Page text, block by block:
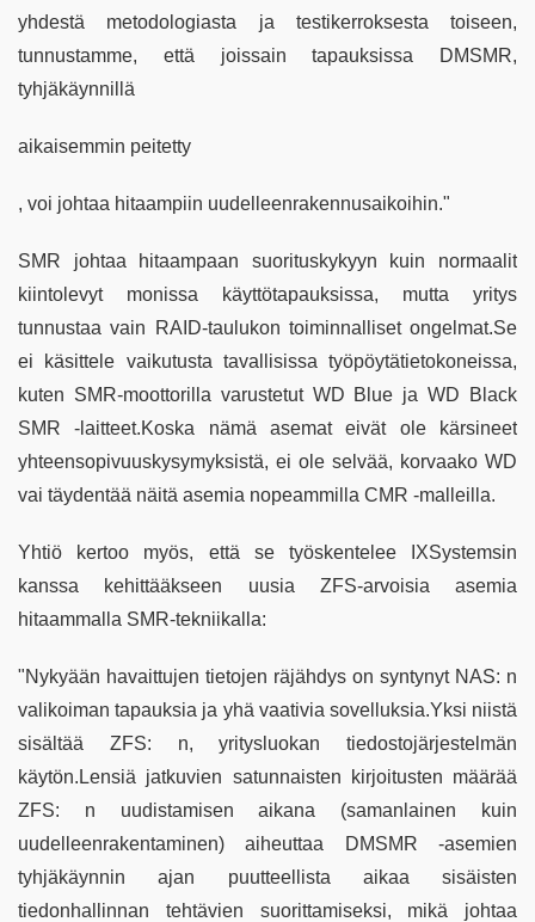
yhdestä metodologiasta ja testikerroksesta toiseen,
tunnustamme, että joissain tapauksissa DMSMR,
tyhjäkäynnillä
aikaisemmin peitetty
, voi johtaa hitaampiin uudelleenrakennusaikoihin."
SMR johtaa hitaampaan suorituskykyyn kuin normaalit
kiintolevyt monissa käyttötapauksissa, mutta yritys
tunnustaa vain RAID-taulukon toiminnalliset ongelmat.Se
ei käsittele vaikutusta tavallisissa työpöytätietokoneissa,
kuten SMR-moottorilla varustetut WD Blue ja WD Black
SMR -laitteet.Koska nämä asemat eivät ole kärsineet
yhteensopivuuskysymyksistä, ei ole selvää, korvaako WD
vai täydentää näitä asemia nopeammilla CMR -malleilla.
Yhtiö kertoo myös, että se työskentelee IXSystemsin
kanssa kehittääkseen uusia ZFS-arvoisia asemia
hitaammalla SMR-tekniikalla:
"Nykyään havaittujen tietojen räjähdys on syntynyt NAS: n
valikoiman tapauksia ja yhä vaativia sovelluksia.Yksi niistä
sisältää ZFS: n, yritysluokan tiedostojärjestelmän
käytön.Lensiä jatkuvien satunnaisten kirjoitusten määrää
ZFS: n uudistamisen aikana (samanlainen kuin
uudelleenrakentaminen) aiheuttaa DMSMR -asemien
tyhjäkäynnin ajan puutteellista aikaa sisäisten
tiedonhallinnan tehtävien suorittamiseksi, mikä johtaa